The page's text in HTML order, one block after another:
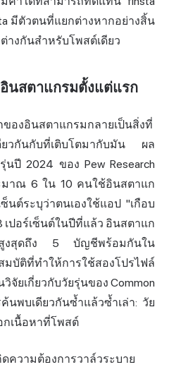
มีตัวตนที่แยกต่างหากอย่างสิ้น
างกันสำหรับโพสต์เดียว
นสตาแกรมตั้งแต่แรก
องอินสตาแกรมกลายเป็นสิ่งที่
ยวกันกับที่เติบโตมากับมัน ผล
นปี 2024 ของ Pew Research
มาณ 6 ใน 10 คนใช้อินสตาแก
นต์ระบุว่าตนเองใช้แอป "เกือบ
เปอร์เซ็นต์ในปีที่แล้ว อินสตาแก
สูงสุดถึง 5 บัญชีพร้อมกันใน
ติที่ทำให้การใช้สองโปรไฟล์
จัยเกี่ยวกับวัยรุ่นของ Common
นพบเดียวกันซ้ำแล้วซ้ำเล่า: วัย
กเนื้อหาที่โพสต์
ความต้องการวาล์วระบาย